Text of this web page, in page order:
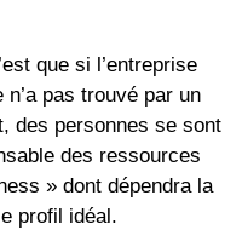
que si l’entreprise
n’a pas trouvé par un
des personnes se sont
des ressources
» dont dépendra la
profil idéal.